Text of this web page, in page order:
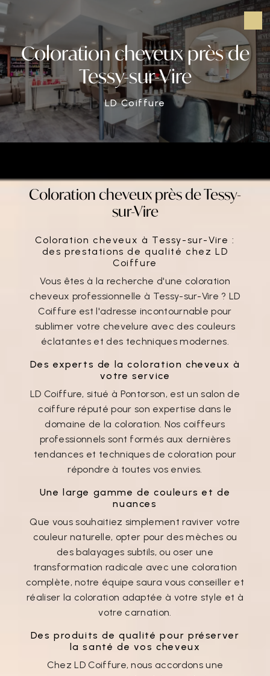
Coloration cheveux près de
Tessy-sur-Vire
LD Coiffure
Coloration cheveux près de Tessy-
sur-Vire
Coloration cheveux à Tessy-sur-Vire :
des prestations de qualité chez LD
Coiffure
Vous êtes à la recherche d'une coloration
cheveux professionnelle à Tessy-sur-Vire ? LD
Coiffure est l'adresse incontournable pour
sublimer votre chevelure avec des couleurs
éclatantes et des techniques modernes.
Des experts de la coloration cheveux à
votre service
LD Coiffure, situé à Pontorson, est un salon de
coiffure réputé pour son expertise dans le
domaine de la coloration. Nos coiffeurs
professionnels sont formés aux dernières
tendances et techniques de coloration pour
répondre à toutes vos envies.
Une large gamme de couleurs et de
nuances
Que vous souhaitiez simplement raviver votre
couleur naturelle, opter pour des mèches ou
des balayages subtils, ou oser une
transformation radicale avec une coloration
complète, notre équipe saura vous conseiller et
réaliser la coloration adaptée à votre style et à
votre carnation.
Des produits de qualité pour préserver
la santé de vos cheveux
Chez LD Coiffure, nous accordons une
Panneau de gestion des cookies